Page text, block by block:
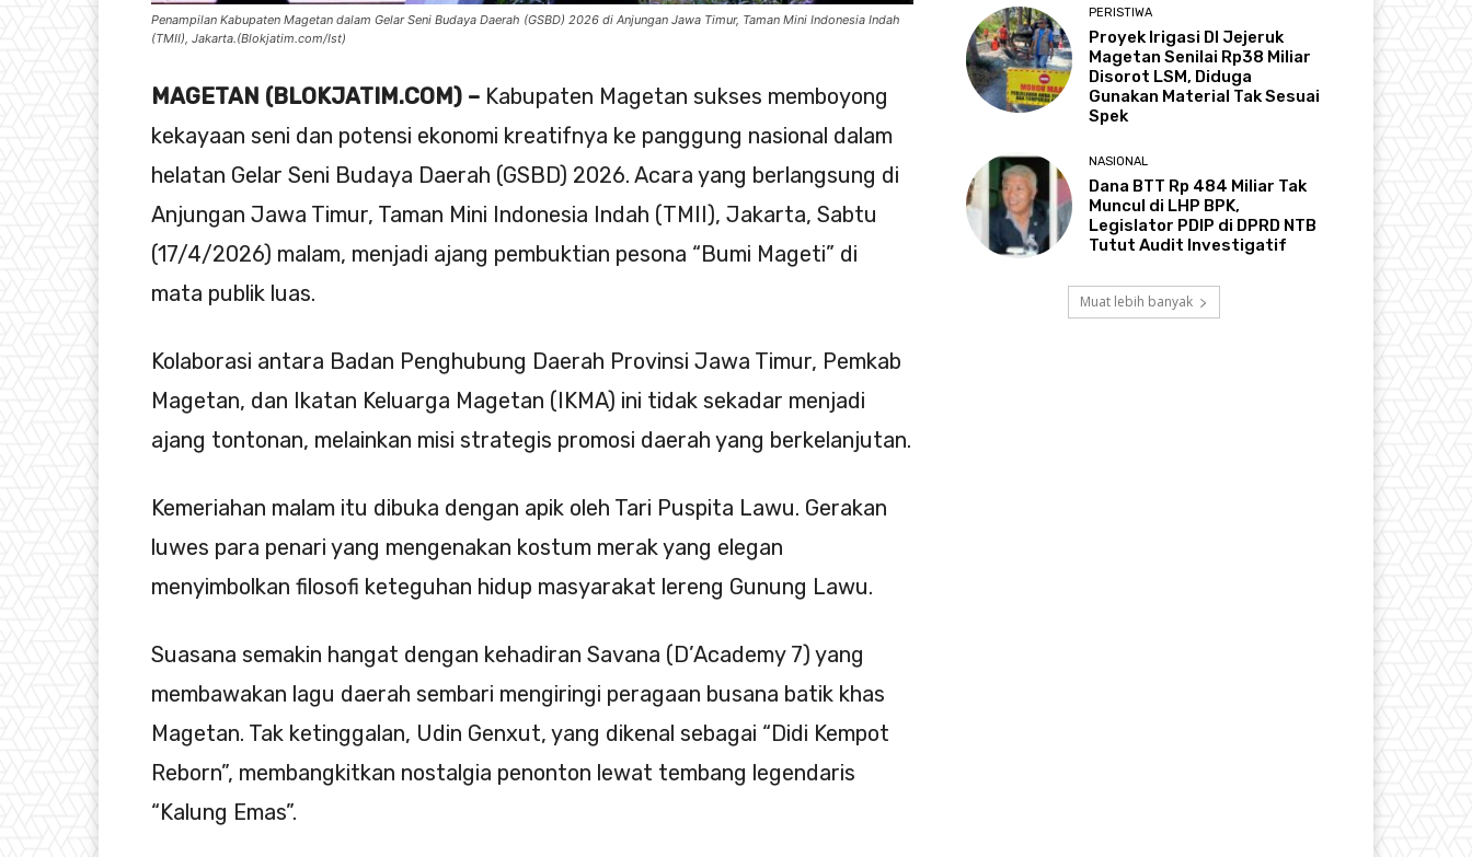
Penampilan Kabupaten Magetan dalam Gelar Seni Budaya Daerah (GSBD) 2026 di Anjungan Jawa Timur, Taman Mini Indonesia Indah
(TMII), Jakarta.(Blokjatim.com/Ist)
MAGETAN (BLOKJATIM.COM) – Kabupaten Magetan sukses memboyong
kekayaan seni dan potensi ekonomi kreatifnya ke panggung nasional dalam
helatan Gelar Seni Budaya Daerah (GSBD) 2026. Acara yang berlangsung di
Anjungan Jawa Timur, Taman Mini Indonesia Indah (TMII), Jakarta, Sabtu
(17/4/2026) malam, menjadi ajang pembuktian pesona “Bumi Mageti” di
mata publik luas.
Kolaborasi antara Badan Penghubung Daerah Provinsi Jawa Timur, Pemkab
Magetan, dan Ikatan Keluarga Magetan (IKMA) ini tidak sekadar menjadi
ajang tontonan, melainkan misi strategis promosi daerah yang berkelanjutan.
Kemeriahan malam itu dibuka dengan apik oleh Tari Puspita Lawu. Gerakan
luwes para penari yang mengenakan kostum merak yang elegan
menyimbolkan filosofi keteguhan hidup masyarakat lereng Gunung Lawu.
Suasana semakin hangat dengan kehadiran Savana (D’Academy 7) yang
membawakan lagu daerah sembari mengiringi peragaan busana batik khas
Magetan. Tak ketinggalan, Udin Genxut, yang dikenal sebagai “Didi Kempot
Reborn”, membangkitkan nostalgia penonton lewat tembang legendaris
“Kalung Emas”.
PERISTIWA
Proyek Irigasi DI Jejeruk
Magetan Senilai Rp38 Miliar
Disorot LSM, Diduga
Gunakan Material Tak Sesuai
Spek
NASIONAL
Dana BTT Rp 484 Miliar Tak
Muncul di LHP BPK,
Legislator PDIP di DPRD NTB
Tutut Audit Investigatif
Muat lebih banyak